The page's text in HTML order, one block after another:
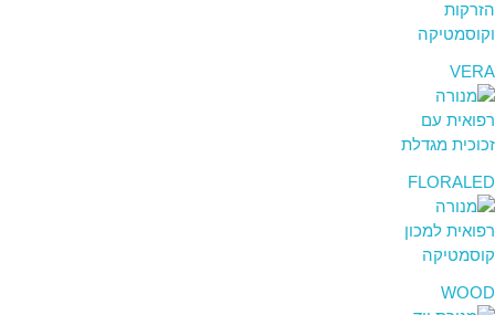
VERA
FLORALED
WOOD